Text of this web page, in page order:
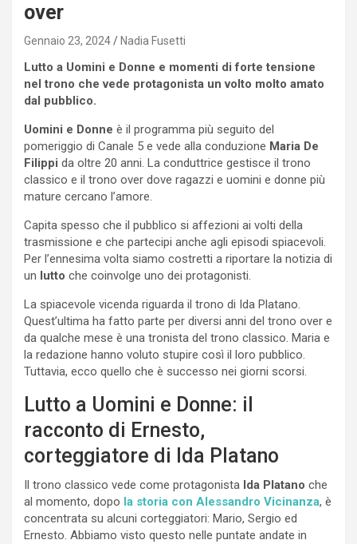
over
Gennaio 23, 2024 Nadia Fusetti
Lutto a Uomini e Donne e momenti di forte tensione
nel trono che vede protagonista un volto molto amato
dal pubblico.
Uomini e Donne è il programma più seguito del
pomeriggio di Canale 5 e vede alla conduzione Maria De
Filippi da oltre 20 anni. La conduttrice gestisce il trono
classico e il trono over dove ragazzi e uomini e donne più
mature cercano l’amore.
Capita spesso che il pubblico si affezioni ai volti della
trasmissione e che partecipi anche agli episodi spiacevoli.
Per l’ennesima volta siamo costretti a riportare la notizia di
un lutto che coinvolge uno dei protagonisti.
La spiacevole vicenda riguarda il trono di Ida Platano.
Quest’ultima ha fatto parte per diversi anni del trono over e
da qualche mese è una tronista del trono classico. Maria e
la redazione hanno voluto stupire così il loro pubblico.
Tuttavia, ecco quello che è successo nei giorni scorsi.
Lutto a Uomini e Donne: il
racconto di Ernesto,
corteggiatore di Ida Platano
Il trono classico vede come protagonista Ida Platano che
al momento, dopo la storia con Alessandro Vicinanza, è
concentrata su alcuni corteggiatori: Mario, Sergio ed
Ernesto. Abbiamo visto questo nelle puntate andate in